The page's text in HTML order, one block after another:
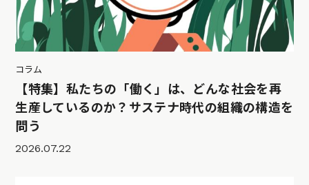
コラム
【特集】私たちの「働く」は、どんな社会を再
生産しているのか？サステナ時代の組織の構造を
問う
2026.07.22